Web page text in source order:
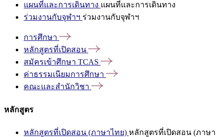
แผนที่และการเดินทาง แผนที่และการเดินทาง
ร่วมงานกับจุฬาฯ ร่วมงานกับจุฬาฯ
การศึกษา
หลักสูตรที่เปิดสอน
สมัครเข้าศึกษา TCAS
ค่าธรรมเนียมการศึกษา
คณะและสำนักวิชา
หลักสูตร
หลักสูตรที่เปิดสอน (ภาษาไทย) หลักสูตรที่เปิดสอน (ภาษา